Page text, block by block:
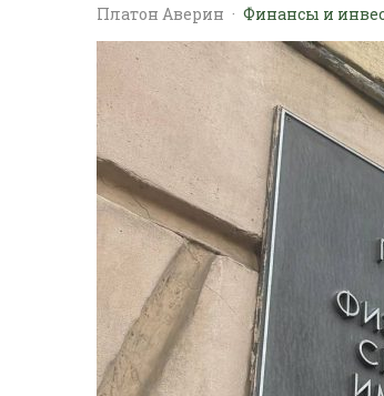
Платон Аверин · Финансы и